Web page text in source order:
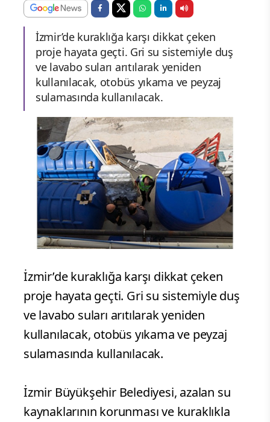
İzmir’de kuraklığa karşı dikkat çeken
proje hayata geçti. Gri su sistemiyle duş
ve lavabo suları arıtılarak yeniden
kullanılacak, otobüs yıkama ve peyzaj
sulamasında kullanılacak.
İzmir’de kuraklığa karşı dikkat çeken
proje hayata geçti. Gri su sistemiyle duş
ve lavabo suları arıtılarak yeniden
kullanılacak, otobüs yıkama ve peyzaj
sulamasında kullanılacak.
İzmir Büyükşehir Belediyesi, azalan su
kaynaklarının korunması ve kuraklıkla